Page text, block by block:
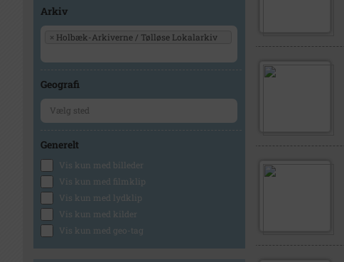
Arkiv
× Holbæk-Arkiverne / Tølløse Lokalarkiv
Geografi
Generelt
Vis kun med billeder
Vis kun med filmklip
Vis kun med lydklip
Vis kun med kilder
Vis kun med geo-tag